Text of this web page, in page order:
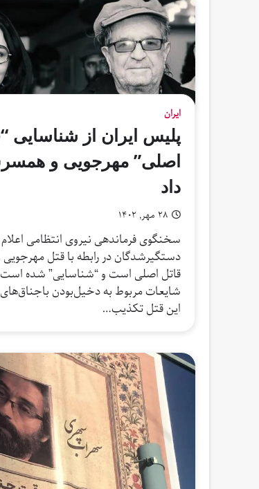
ایران
پلیس ایران از شناسایی
اصلی” مهرجویی و
داد
۲۸ مهر, ۱۴۰۲
سخنگوی فرماندهی نیروی انتظامی
دستگیرشدگان در رابطه با قتل
قاتل اصلی است و “شناسایی” شده
شایعات مربوط به دخیل‌بودن
این قتل تکذیب…